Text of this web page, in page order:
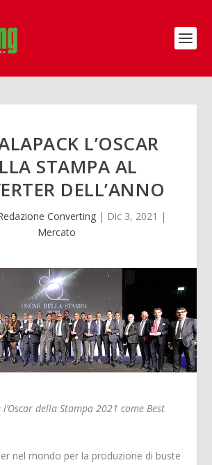
L’OSCAR
STAMPA AL
DELL’ANNO
Converting | Dic 3, 2021 |
Mercato
della Stampa 2021 come Best
nel mondo per la produzione di buste